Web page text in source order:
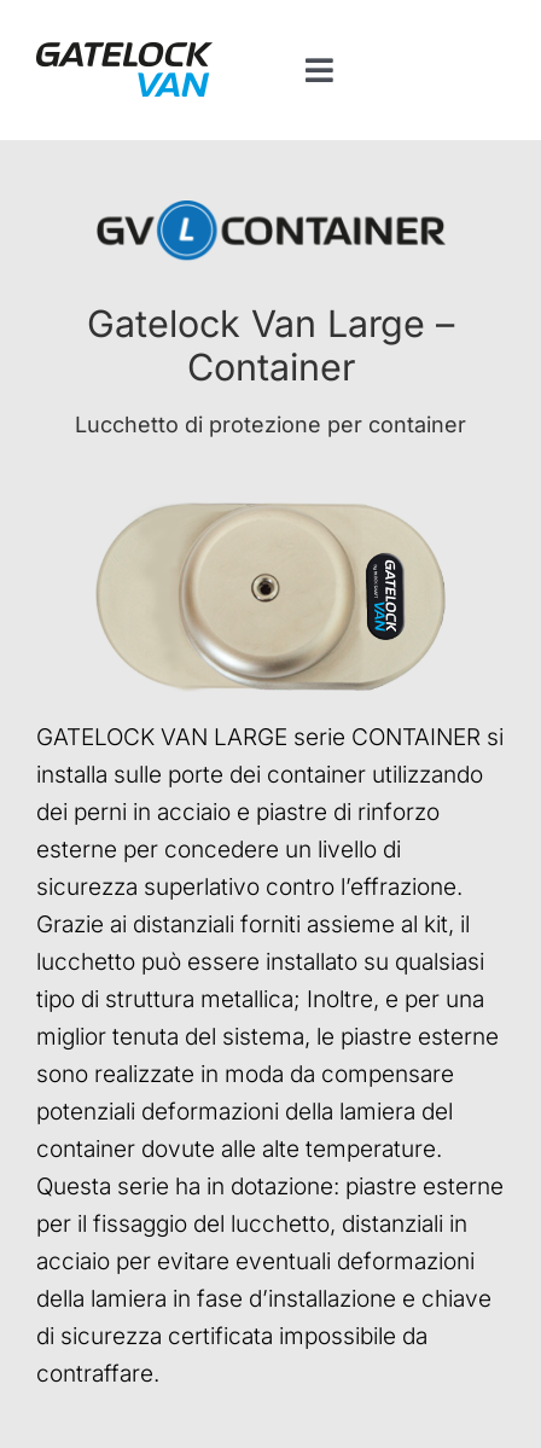
Toggle
Prodotti per veicolo
Gatelock Van Large –
Container
Lucchetto di protezione per container
GATELOCK VAN LARGE serie CONTAINER si
installa sulle porte dei container utilizzando
dei perni in acciaio e piastre di rinforzo
esterne per concedere un livello di
sicurezza superlativo contro l’effrazione.
Grazie ai distanziali forniti assieme al kit, il
lucchetto può essere installato su qualsiasi
tipo di struttura metallica; Inoltre, e per una
miglior tenuta del sistema, le piastre esterne
sono realizzate in moda da compensare
potenziali deformazioni della lamiera del
container dovute alle alte temperature.
Questa serie ha in dotazione: piastre esterne
per il fissaggio del lucchetto, distanziali in
acciaio per evitare eventuali deformazioni
della lamiera in fase d’installazione e chiave
di sicurezza certificata impossibile da
contraffare.